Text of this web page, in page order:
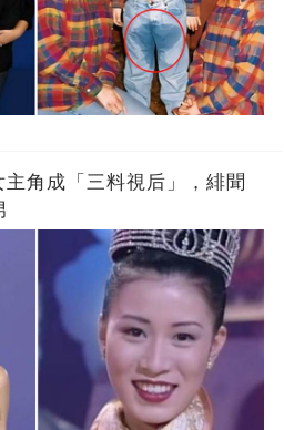
角成「三料視后」，緋聞